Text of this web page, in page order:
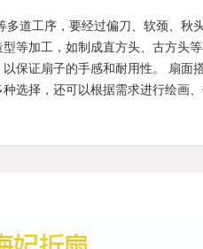
道工序，要经过偏刀、软颈、秋
等加工，如制成直方头、古方头
保证扇子的手感和耐用性。 扇面
选择，还可以根据需求进行绘画